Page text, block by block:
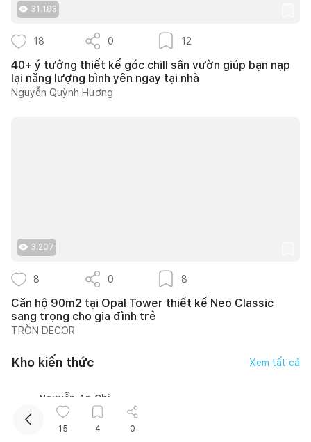
31.183
18 0 12
40+ ý tưởng thiết kế góc chill sân vườn giúp bạn nạp
lại năng lượng bình yên ngay tại nhà
Nguyễn Quỳnh Hương
3.207
8 0 8
Căn hộ 90m2 tại Opal Tower thiết kế Neo Classic
sang trọng cho gia đình trẻ
TRÒN DECOR
Kho kiến thức Xem tất cả
Nguyễn An Chi
15 4 0
Kết nối thiết kế, thi công